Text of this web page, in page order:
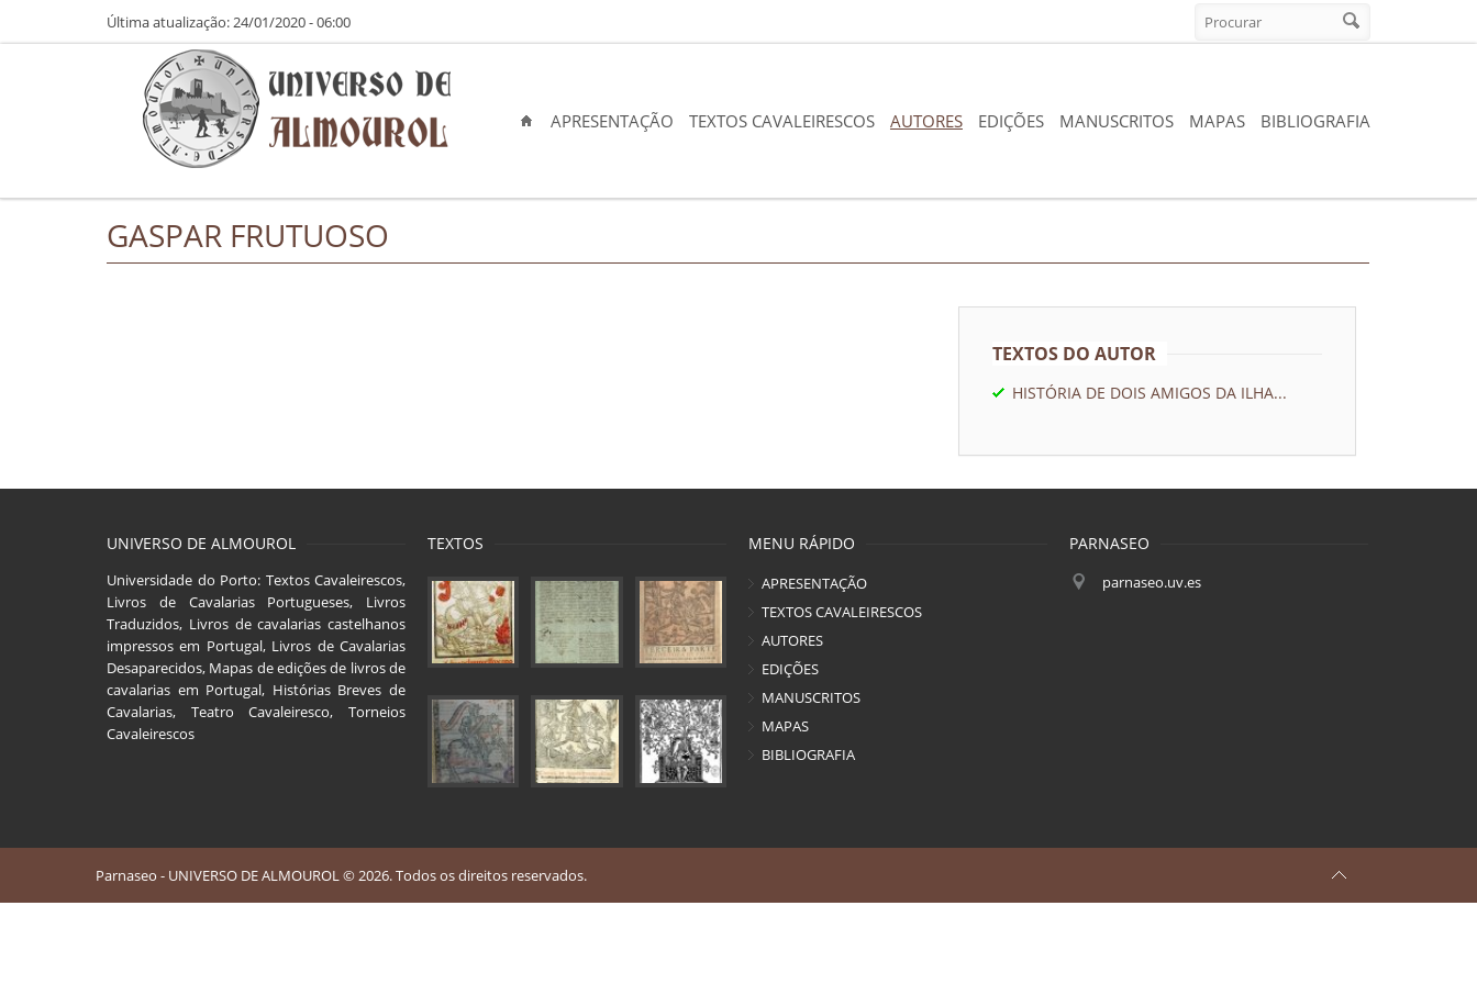
Pasar al contenido principal
Última atualização: 24/01/2020 - 06:00 Formulario de búsqueda
Procurar
APRESENTAÇÃO TEXTOS CAVALEIRESCOS AUTORES EDIÇÕES MANUSCRITOS MAPAS BIBLIOGRAFIA
GASPAR FRUTUOSO
TEXTOS DO AUTOR
HISTÓRIA DE DOIS AMIGOS DA ILHA...
UNIVERSO DE ALMOUROL
Universidade do Porto: Textos Cavaleirescos,
Livros de Cavalarias Portugueses, Livros
Traduzidos, Livros de cavalarias castelhanos
impressos em Portugal, Livros de Cavalarias
Desaparecidos, Mapas de edições de livros de
cavalarias em Portugal, Histórias Breves de
Cavalarias, Teatro Cavaleiresco, Torneios
Cavaleirescos
TEXTOS MENU RÁPIDO
APRESENTAÇÃO
TEXTOS CAVALEIRESCOS
AUTORES
EDIÇÕES
MANUSCRITOS
MAPAS
BIBLIOGRAFIA
PARNASEO
parnaseo.uv.es
Parnaseo - UNIVERSO DE ALMOUROL © 2026. Todos os direitos reservados.